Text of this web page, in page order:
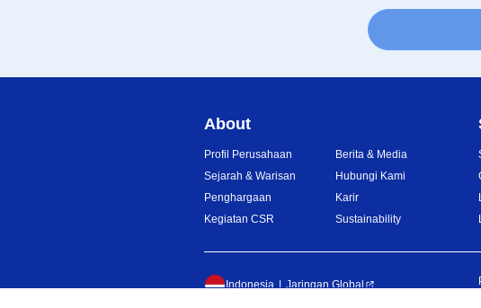
About
Profil Perusahaan
Sejarah & Warisan
Penghargaan
Kegiatan CSR
Berita & Media
Hubungi Kami
Karir
Sustainability
Indonesia Jaringan Global